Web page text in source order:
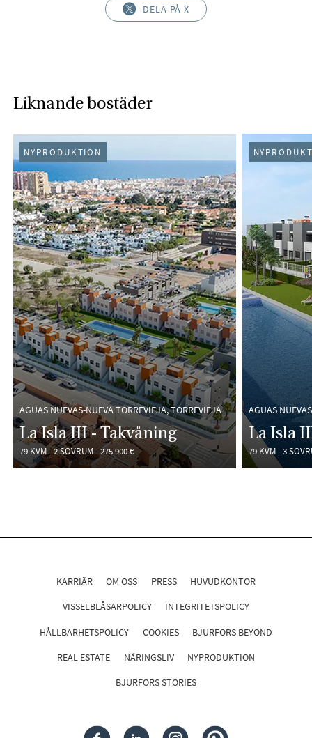
DELA PÅ X
Liknande bostäder
AGUAS NUEVAS-NUEVA TORREVIEJA, TORREVIEJA
La Isla III - Takvåning
79 KVM 2 SOVRUM 275 900 €
NYPRODUKTION
AGUAS
La Isla
79 KVM 3
KARRIÄR OM OSS PRESS HUVUDKONTOR
VISSELBLÅSARPOLICY INTEGRITETSPOLICY
HÅLLBARHETSPOLICY COOKIES BJURFORS BEYOND
REAL ESTATE NÄRINGSLIV NYPRODUKTION
BJURFORS STORIES